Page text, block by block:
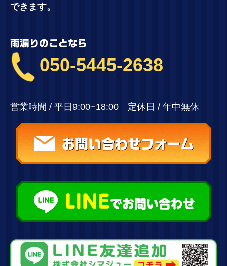
できます。
雨漏りのことなら
050-5445-2638
営業時間 / 平日9:00~18:00 定休日 / 年中無休